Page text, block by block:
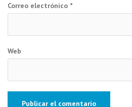
Correo electrónico *
Web